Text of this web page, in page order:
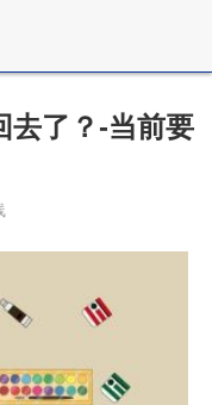
去了？-当前要